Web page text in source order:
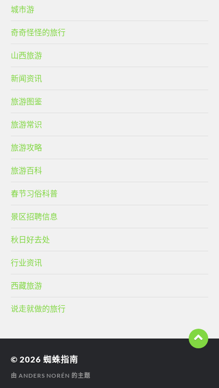
城市游
奇奇怪怪的旅行
山西旅游
新闻资讯
旅游图鉴
旅游常识
旅游攻略
旅游百科
春节习俗科普
景区招聘信息
秋日好去处
行业资讯
西藏旅游
说走就做的旅行
© 2026蜘蛛指南
由ANDERS NORÉN 的主题